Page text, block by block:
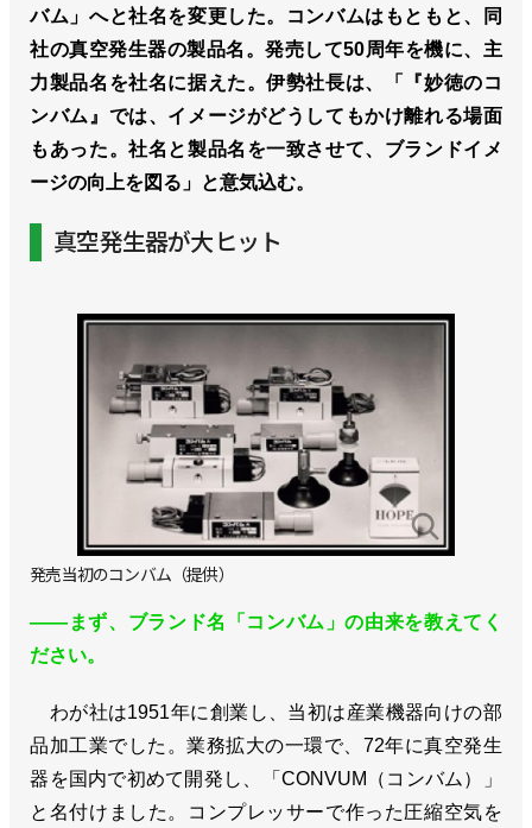
バム」へと社名を変更した。コンバムはもともと、同
社の真空発生器の製品名。発売して50周年を機に、主
力製品名を社名に据えた。伊勢社長は、「『妙徳のコ
ンバム』では、イメージがどうしてもかけ離れる場面
もあった。社名と製品名を一致させて、ブランドイメ
ージの向上を図る」と意気込む。
真空発生器が大ヒット
発売当初のコンバム（提供）
――まず、ブランド名「コンバム」の由来を教えてく
ださい。
わが社は1951年に創業し、当初は産業機器向けの部
品加工業でした。業務拡大の一環で、72年に真空発生
器を国内で初めて開発し、「CONVUM（コンバム）」
と名付けました。コンプレッサーで作った圧縮空気を